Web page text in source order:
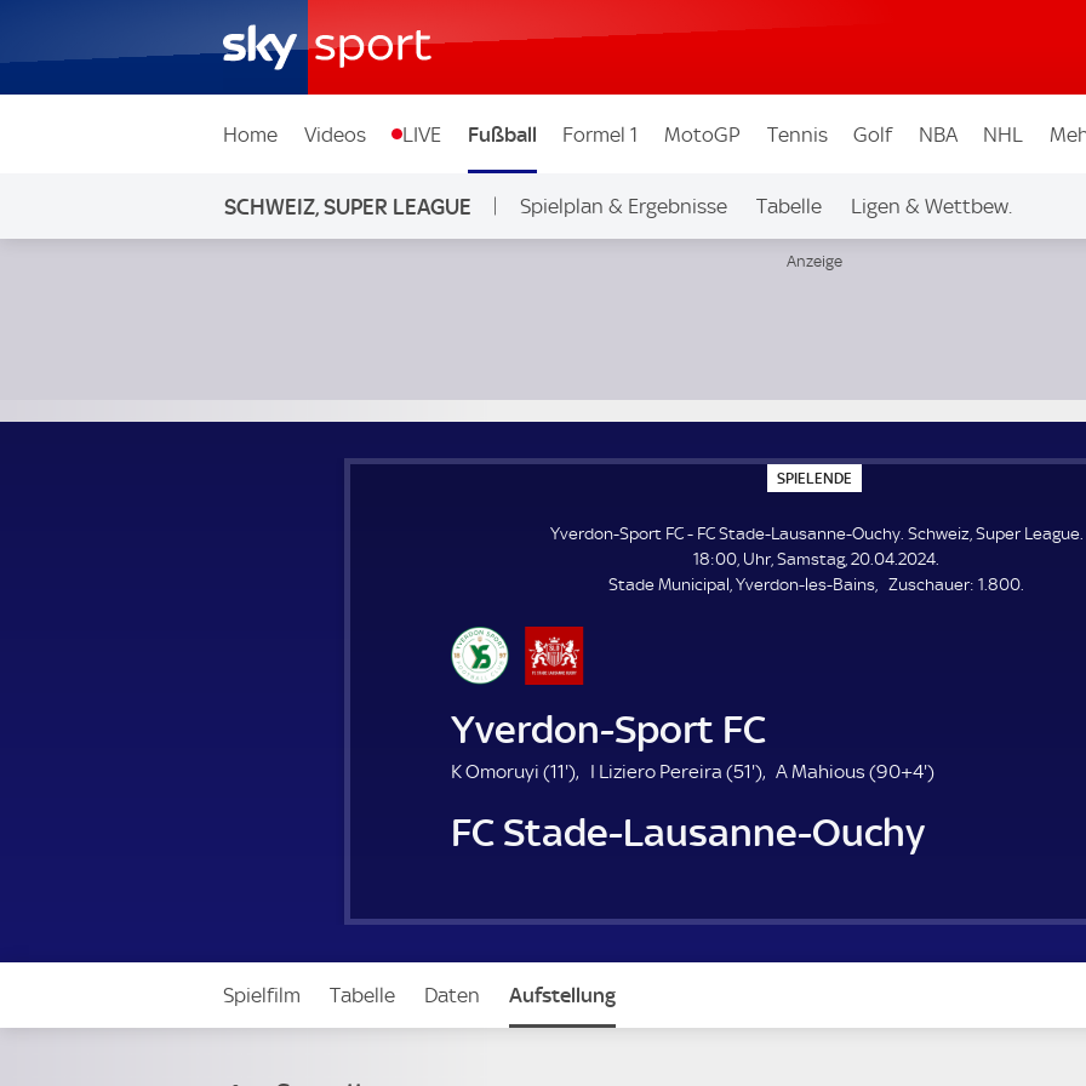
Home Videos LIVE Fußball Formel 1 MotoGP Tennis Golf NBA NHL
SCHWEIZ, SUPER LEAGUE Spielplan & Ergebnisse Tabelle Ligen & Wettbew.
SPIELENDE
P
E
L
E
N
Yverdon-Sport FC - FC Stade-Lausanne-Ouchy. Schweiz, Super League.
18:00, Uhr, Samstag, 20.04.2024.
Stade Municipal, Yverdon-les-Bains
Zuschauer: Z1.800.
Yverdon-Sport FC
K Omoruyi (11'1
.
m
u
e
) I Liziero Pereira (51'5
.
m
u
) A Mahious (90+4'9
u
)
FC Stade-Lausanne-Ouchy
Spielfilm Tabelle Daten Aufstellung